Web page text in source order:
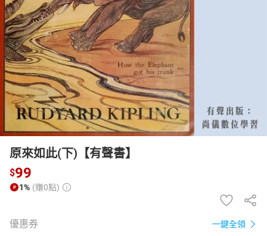
日本購物 電子/紙本書
HOT
原來如此(下)【有聲書】
$99
1% (賺0點)
優惠券 一鍵全領